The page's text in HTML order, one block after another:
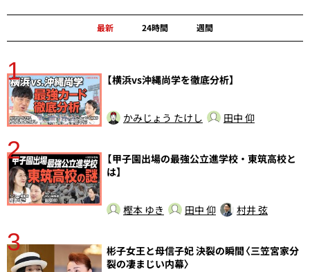
最新 24時間 週間
1 【横浜vs沖縄尚学を徹底分析】
かみじょう たけし 田中 仰
2
【甲子園出場の最強公立進学校・東筑高校と
は】
樫本 ゆき 田中 仰 村井 弦
3
彬子女王と母信子妃 決裂の瞬間〈三笠宮家分
裂の凄まじい内幕〉